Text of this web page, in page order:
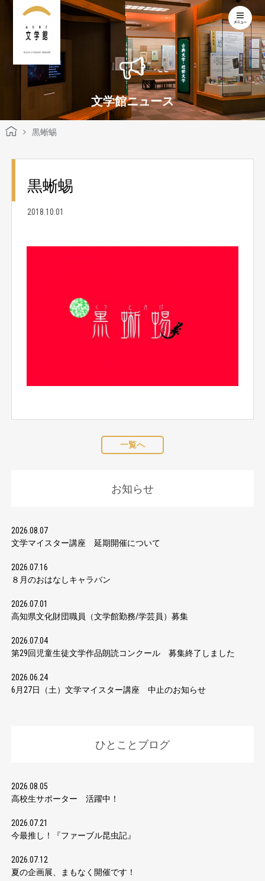
KOCHI LITERARY MUSEUM
文学館ニュース
黒蜥蜴
黒蜥蜴
2018.10.01
一覧へ
お知らせ
2026.08.07
文学マイスター講座 延期開催について
2026.07.16
８月のおはなしキャラバン
2026.07.01
高知県文化財団職員（文学館勤務/学芸員）募集
2026.07.04
第29回児童生徒文学作品朗読コンクール 募集終了しました
2026.06.24
6月27日（土）文学マイスター講座 中止のお知らせ
ひとことブログ
2026.08.05
高校生サポーター 活躍中！
2026.07.21
今最推し！『ファーブル昆虫記』
2026.07.12
夏の企画展、まもなく開催です！